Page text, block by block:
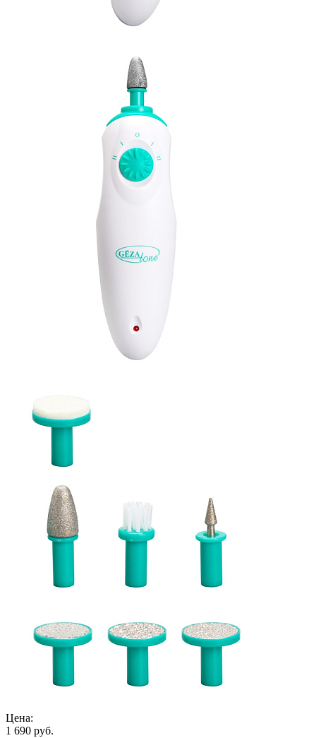
Цена:
1 690 руб.